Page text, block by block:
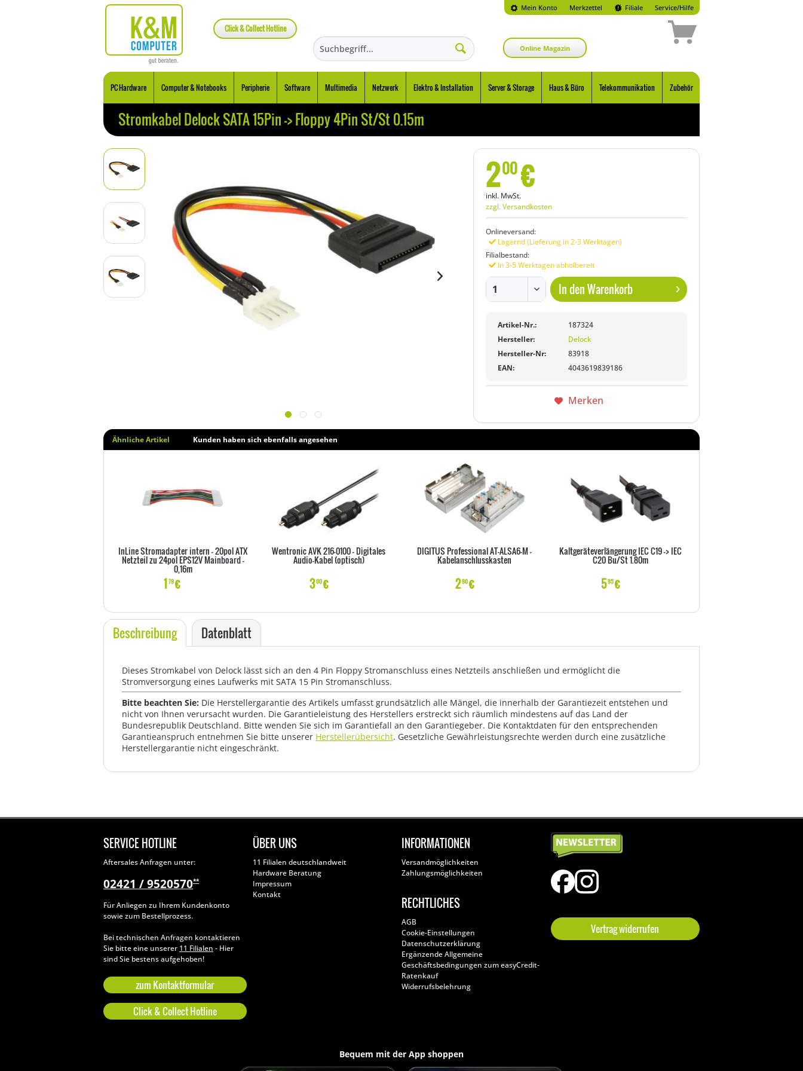
Mein Konto Merkzettel
Click & Collect Hotline
Filiale Service/Hilfe
Online Magazin
PC Hardware Computer & Notebooks Peripherie Software Multimedia Netzwerk Elektro & Installation Server & Storage Haus & Büro Telekommunikation Zubehör
Stromkabel Delock SATA 15Pin -> Floppy 4Pin St/St 0.15m
200€
inkl. MwSt.
zzgl. Versandkosten
Onlineversand:
Lagernd (Lieferung in 2-3 Werktagen)
Filialbestand:
In 3-5 Werktagen abholbereit
In denWarenkorb
Artikel-Nr.:
187324
Hersteller:
Delock
Hersteller-Nr:
83918
EAN:
4043619839186
Merken
Ähnliche Artikel Kunden haben sich ebenfalls angesehen
InLine Stromadapter intern - 20pol ATX
Netzteil zu 24pol EPS12V Mainboard -
0,16m
1 79€
Wentronic AVK 216-0100 - Digitales
Audio-Kabel (optisch)
300€
DIGITUS Professional AT-ALSA6-M -
Kabelanschlusskasten
290€
Kaltgeräteverlängerung IEC C19 -> IEC
C20 Bu/St 1.80m
595€
Beschreibung Datenblatt
Dieses Stromkabel von Delock lässt sich an den 4 Pin Floppy Stromanschluss eines Netzteils anschließen und ermöglicht die
Stromversorgung eines Laufwerks mit SATA 15 Pin Stromanschluss.
Bitte beachten Sie: Die Herstellergarantie des Artikels umfasst grundsätzlich alle Mängel, die innerhalb der Garantiezeit entstehen und
nicht von Ihnen verursacht wurden. Die Garantieleistung des Herstellers erstreckt sich räumlich mindestens auf das Land der
Bundesrepublik Deutschland. Bitte wenden Sie sich im Garantiefall an den Garantiegeber. Die Kontaktdaten für den entsprechenden
Garantieanspruch entnehmen Sie bitte unserer Herstellerübersicht. Gesetzliche Gewährleistungsrechte werden durch eine zusätzliche
Herstellergarantie nicht eingeschränkt.
SERVICE HOTLINE
Aftersales Anfragen unter:
02421 / 9520570**
Für Anliegen zu Ihrem Kundenkonto
sowie zum Bestellprozess.
Bei technischen Anfragen kontaktieren
Sie bitte eine unserer 11 Filialen - Hier
sind Sie bestens aufgehoben!
zum Kontaktformular
Click & Collect Hotline
ÜBER UNS
11 Filialen deutschlandweit
Hardware Beratung
Impressum
Kontakt
INFORMATIONEN
Versandmöglichkeiten
Zahlungsmöglichkeiten
RECHTLICHES
AGB
Cookie-Einstellungen
Datenschutzerklärung
Ergänzende Allgemeine
Geschäftsbedingungen zum easyCredit-
Ratenkauf
Widerrufsbelehrung
Vertrag widerrufen
Bequem mit der App shoppen